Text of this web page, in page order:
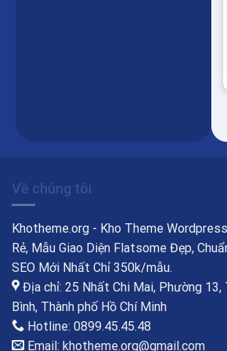
Về chúng tôi
Khotheme.org - Kho Theme
Rẻ, Mẫu Giao Diện Flatsome Đẹp,
SEO Mới Nhất Chỉ 350k/mẫu.
Địa chỉ: 25 Nhất Chi Mai, Phường 13,
Bình, Thành phố Hồ Chí Minh
Hotline: 0899.45.45.48
Email: khotheme.org@gmail.com